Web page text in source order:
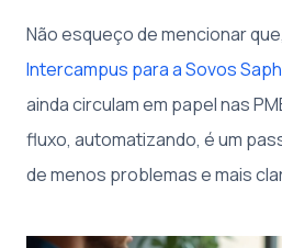
Não esqueço de mencionar
Intercampus para a Sovos
ainda circulam em papel nas
fluxo, automatizando, é um
de menos problemas e mais